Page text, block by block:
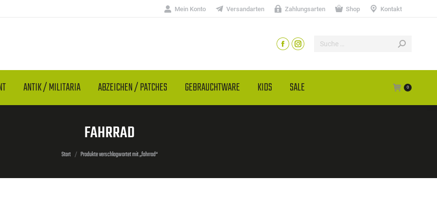
Mein Konto Versandarten Zahlungsarten Shop Kontakt
ANTIK / MILITARIA ABZEICHEN / PATCHES GEBRAUCHTWARE KIDS SALE 0
FAHRRAD
Sie befinden sich hier:
Start Produkte verschlagwortet mit „fahrrad“